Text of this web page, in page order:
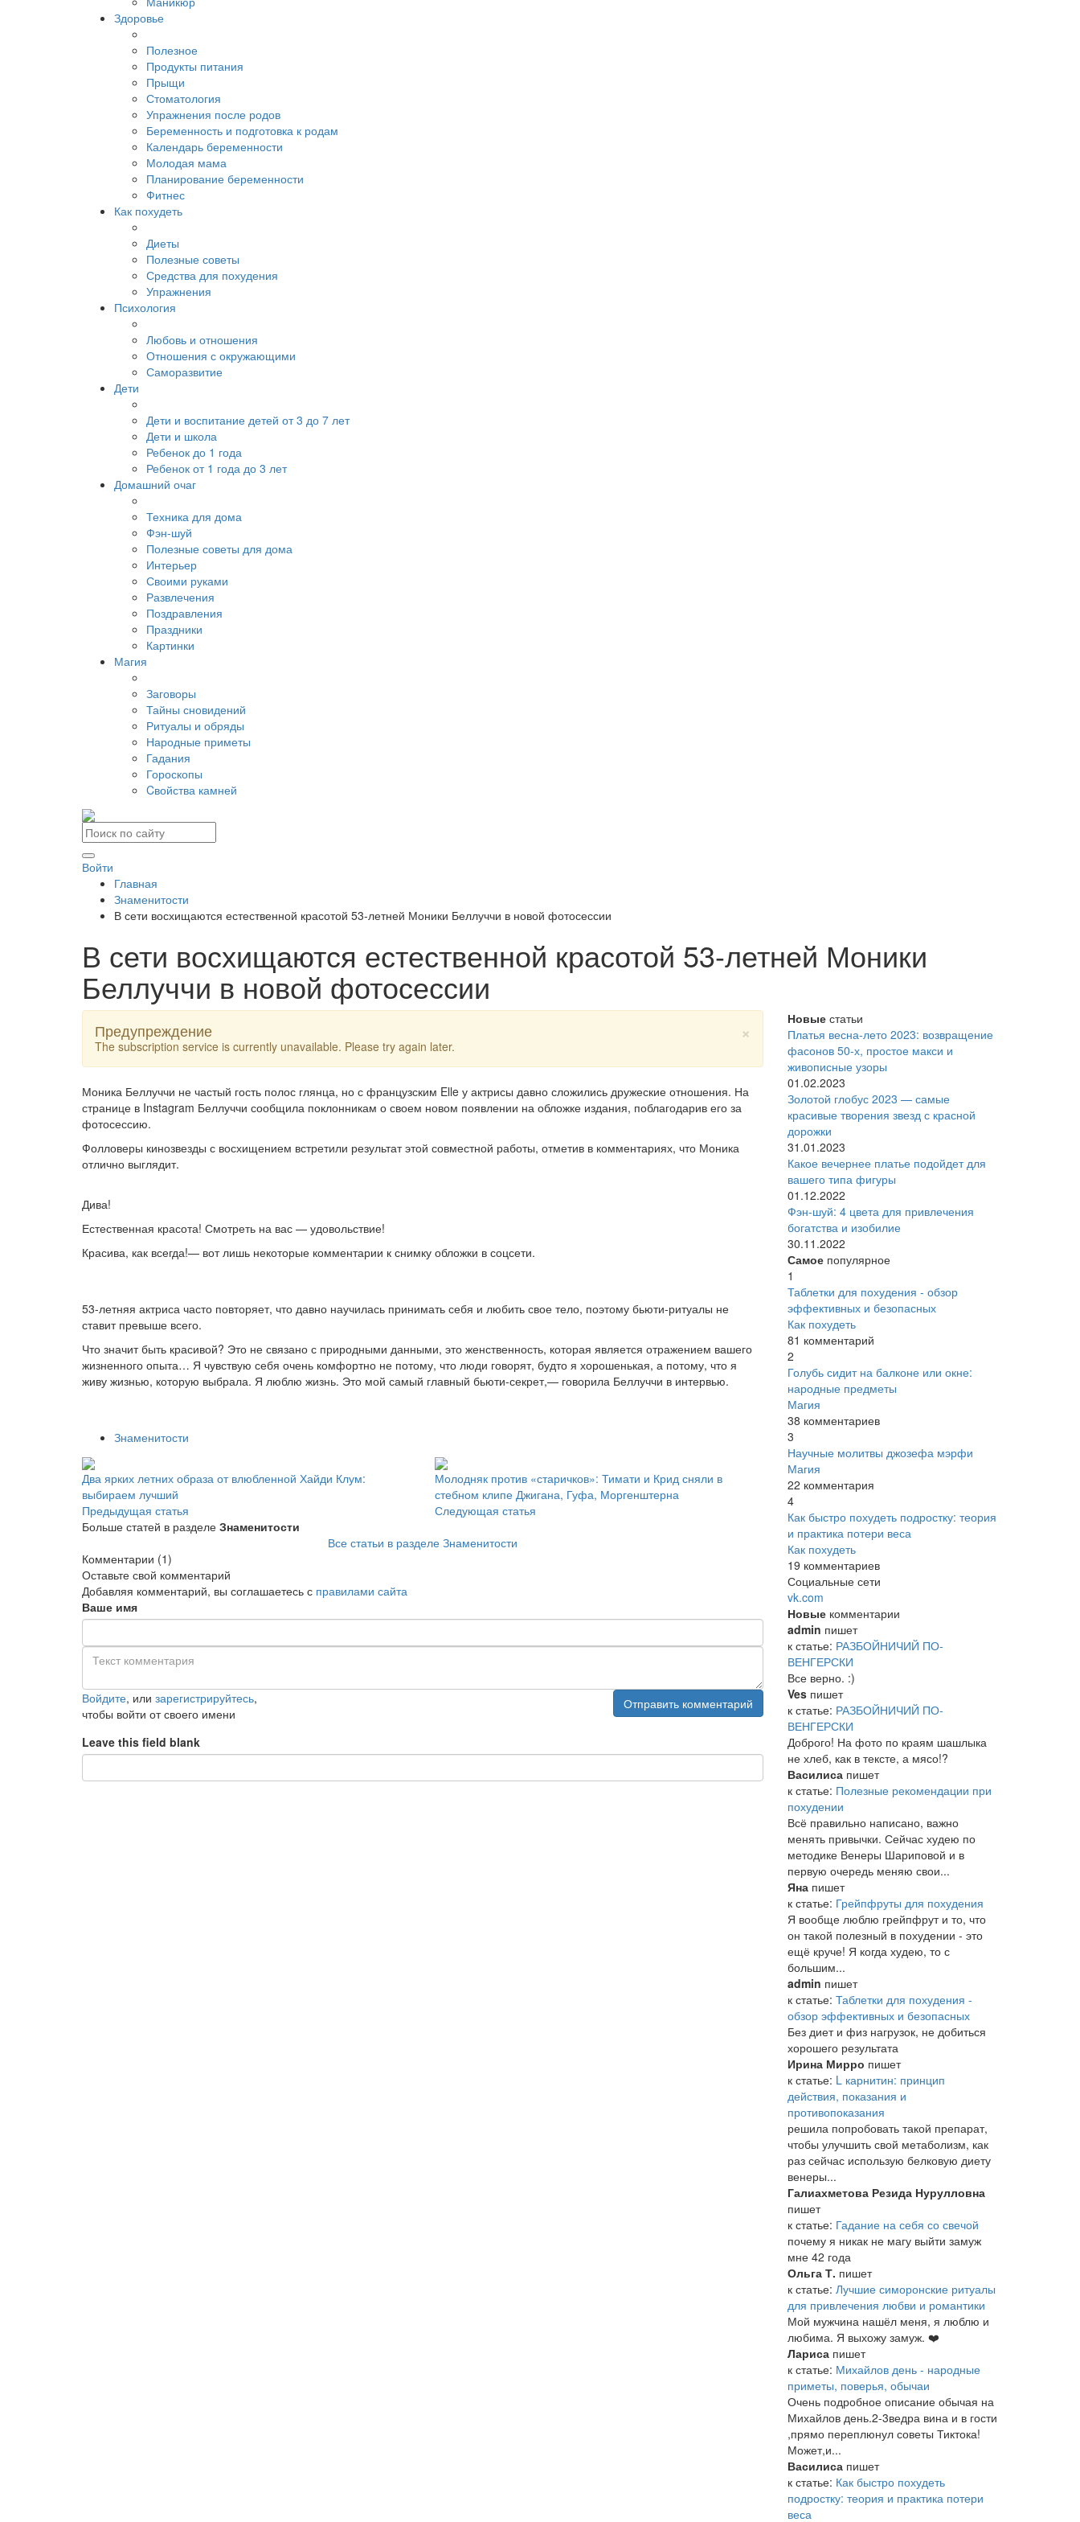
Здоровье
Полезное
Продукты питания
Прыщи
Стоматология
Упражнения после родов
Беременность и подготовка к родам
Календарь беременности
Молодая мама
Планирование беременности
Фитнес
Как похудеть
Диеты
Полезные советы
Средства для похудения
Упражнения
Психология
Любовь и отношения
Отношения с окружающими
Саморазвитие
Дети
Дети и воспитание детей от 3 до 7 лет
Дети и школа
Ребенок до 1 года
Ребенок от 1 года до 3 лет
Домашний очаг
Техника для дома
Фэн-шуй
Полезные советы для дома
Интерьер
Своими руками
Развлечения
Поздравления
Праздники
Картинки
Магия
Заговоры
Тайны сновидений
Ритуалы и обряды
Народные приметы
Гадания
Гороскопы
Cвойства камней
Войти
Главная
Знаменитости
В сети восхищаются естественной красотой 53-летней Моники Беллуччи в новой фотосессии
В сети восхищаются естественной красотой 53-летней Моники
Беллуччи в новой фотосессии
×
Предупреждение
The subscription service is currently unavailable. Please try again later.
Моника Беллуччи не частый гость полос глянца, но с французским Elle у актрисы давно сложились дружеские отношения. На
странице в Instagram Беллуччи сообщила поклонникам о своем новом появлении на обложке издания, поблагодарив его за
фотосессию.
Фолловеры кинозвезды с восхищением встретили результат этой совместной работы, отметив в комментариях, что Моника
отлично выглядит.
Дива!
Естественная красота! Смотреть на вас — удовольствие!
Красива, как всегда!— вот лишь некоторые комментарии к снимку обложки в соцсети.
53-летняя актриса часто повторяет, что давно научилась принимать себя и любить свое тело, поэтому бьюти-ритуалы не
ставит превыше всего.
Что значит быть красивой? Это не связано с природными данными, это женственность, которая является отражением вашего
жизненного опыта… Я чувствую себя очень комфортно не потому, что люди говорят, будто я хорошенькая, а потому, что я
живу жизнью, которую выбрала. Я люблю жизнь. Это мой самый главный бьюти-секрет,— говорила Беллуччи в интервью.
Знаменитости
Два ярких летних образа от влюбленной Хайди Клум:
выбираем лучший
Предыдущая статья
Молодняк против «старичков»: Тимати и Крид сняли в
стебном клипе Джигана, Гуфа, Моргенштерна
Следующая статья
Больше статей в разделе Знаменитости
Все статьи в разделе Знаменитости
Комментарии (1)
Оставьте свой комментарий
Добавляя комментарий, вы соглашаетесь с правилами сайта
Ваше имя
Войдите, или зарегистрируйтесь,
чтобы войти от своего имени
Отправить комментарий
Leave this field blank
Новыестатьи
Платья весна-лето 2023: возвращение
фасонов 50-х, простое макси и
живописные узоры
01.02.2023
Золотой глобус 2023 — самые
красивые творения звезд с красной
дорожки
31.01.2023
Какое вечернее платье подойдет для
вашего типа фигуры
01.12.2022
Фэн-шуй: 4 цвета для привлечения
богатства и изобилие
30.11.2022
Самоепопулярное
1
Таблетки для похудения - обзор
эффективных и безопасных
Как похудеть
81 комментарий
2
Голубь сидит на балконе или окне:
народные предметы
Магия
38 комментариев
3
Научные молитвы джозефа мэрфи
Магия
22 комментария
4
Как быстро похудеть подростку: теория
и практика потери веса
Как похудеть
19 комментариев
Социальные сети
vk.com
Новыекомментарии
admin пишет
к статье: РАЗБОЙНИЧИЙ ПО-
ВЕНГЕРСКИ
Все верно. :)
Vesпишет
к статье: РАЗБОЙНИЧИЙ ПО-
ВЕНГЕРСКИ
Доброго! На фото по краям шашлыка
не хлеб, как в тексте, а мясо!?
Василисапишет
к статье: Полезные рекомендации при
похудении
Всё правильно написано, важно
менять привычки. Сейчас худею по
методике Венеры Шариповой и в
первую очередь меняю свои...
Янапишет
к статье: Грейпфруты для похудения
Я вообще люблю грейпфрут и то, что
он такой полезный в похудении - это
ещё круче! Я когда худею, то с
большим...
admin пишет
к статье: Таблетки для похудения -
обзор эффективных и безопасных
Без диет и физ нагрузок, не добиться
хорошего результата
Ирина Мирро пишет
к статье: L карнитин: принцип
действия, показания и
противопоказания
решила попробовать такой препарат,
чтобы улучшить свой метаболизм, как
раз сейчас использую белковую диету
венеры...
Галиахметова Резида Нурулловна
пишет
к статье: Гадание на себя со свечой
почему я никак не магу выйти замуж
мне 42 года
Ольга Т. пишет
к статье: Лучшие симоронские ритуалы
для привлечения любви и романтики
Мой мужчина нашёл меня, я люблю и
любима. Я выхожу замуж. ❤️
Ларисапишет
к статье: Михайлов день - народные
приметы, поверья, обычаи
Очень подробное описание обычая на
Михайлов день.2-3ведра вина и в гости
,прямо переплюнул советы Тиктока!
Может,и...
Василисапишет
к статье: Как быстро похудеть
подростку: теория и практика потери
веса